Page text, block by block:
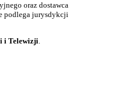
oraz dostawca
podlega jurysdykcji
i Telewizji.